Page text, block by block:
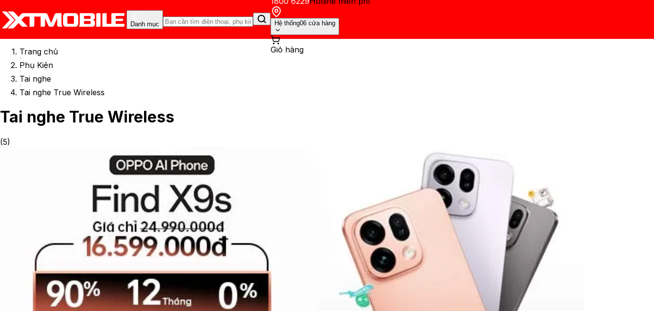
Danh mục Hệ thống06 cửa hàng
Giỏ hàng
Trang chủ
Phụ Kiện
Tai nghe
Tai nghe True Wireless
Tai nghe True Wireless
(5)